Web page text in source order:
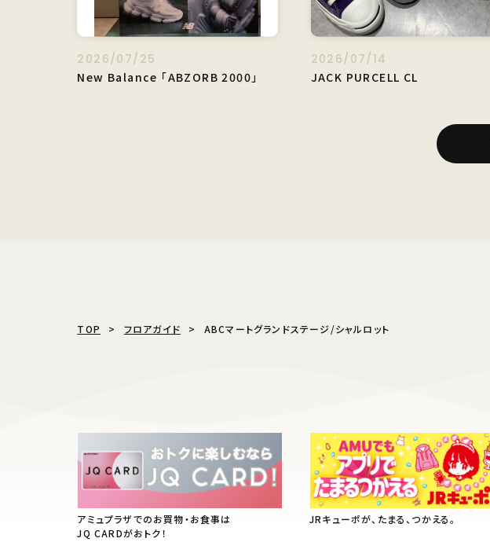
2026/07/25
New Balance 「ABZORB 2000」
2026/07/14
JACK PURCELL CL
TOP フロアガイド ABCマートグランドステージ/シャルロット
アミュプラザでのお買物・お食事は
JQ CARDがおトク！
JRキューポが、たまる、つかえる。